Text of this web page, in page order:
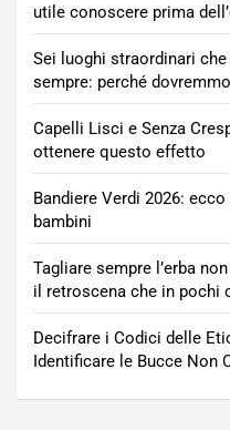
utile conoscere prima
Sei luoghi straordinari
sempre: perché
Capelli Lisci e Senza
ottenere questo effetto
Bandiere Verdi 2026:
bambini
Tagliare sempre l’erba
il retroscena che in pochi
Decifrare i Codici delle
Identificare le Bucce Non